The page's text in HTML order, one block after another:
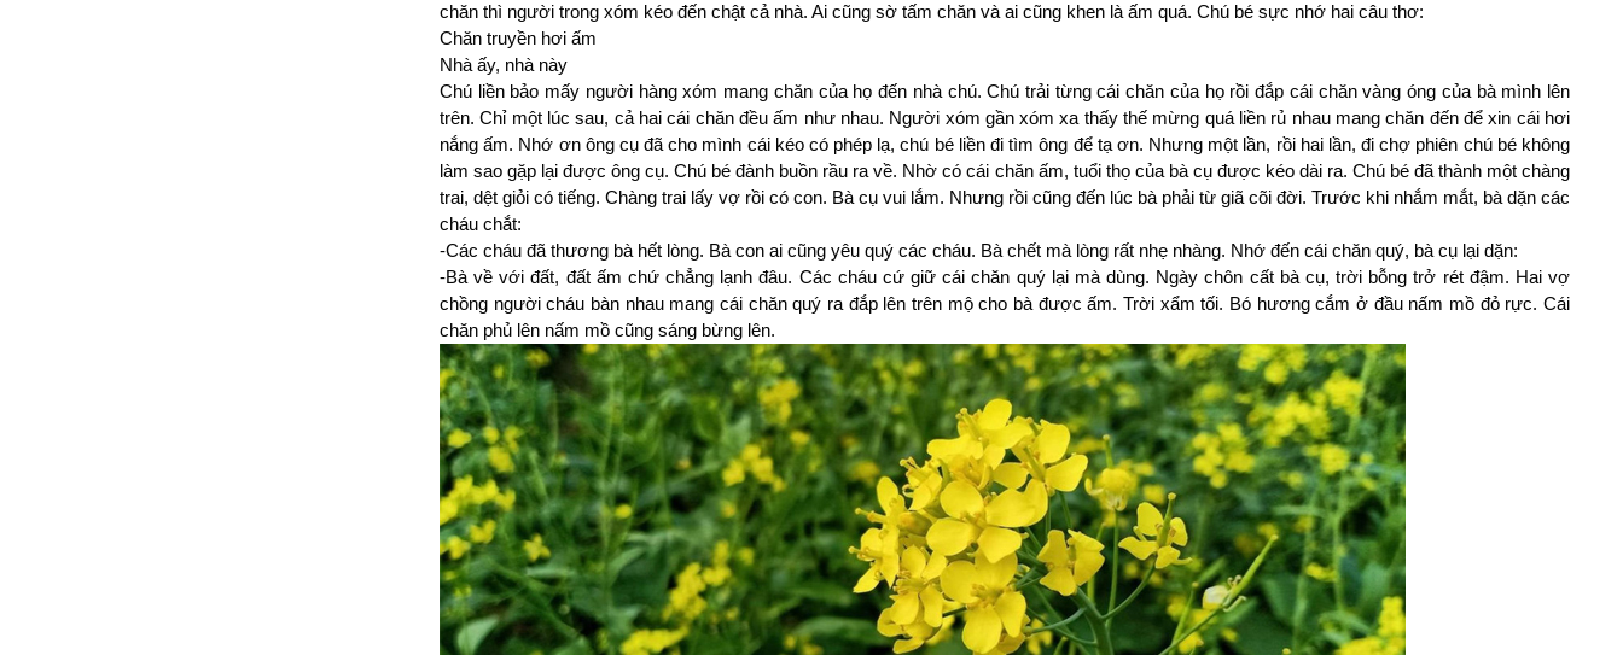
chăn thì người trong xóm kéo đến chật cả nhà. Ai cũng sờ tấm chăn và ai cũng khen là ấm quá. Chú bé sực nhớ hai câu thơ:
Chăn truyền hơi ấm
Nhà ấy, nhà này
Chú liền bảo mấy người hàng xóm mang chăn của họ đến nhà chú. Chú trải từng cái chăn của họ rồi đắp cái chăn vàng óng của bà mình lên
trên. Chỉ một lúc sau, cả hai cái chăn đều ấm như nhau. Người xóm gần xóm xa thấy thế mừng quá liền rủ nhau mang chăn đến để xin cái hơi
nắng ấm. Nhớ ơn ông cụ đã cho mình cái kéo có phép lạ, chú bé liền đi tìm ông để tạ ơn. Nhưng một lần, rồi hai lần, đi chợ phiên chú bé không
làm sao gặp lại được ông cụ. Chú bé đành buồn rầu ra về. Nhờ có cái chăn ấm, tuổi thọ của bà cụ được kéo dài ra. Chú bé đã thành một chàng
trai, dệt giỏi có tiếng. Chàng trai lấy vợ rồi có con. Bà cụ vui lắm. Nhưng rồi cũng đến lúc bà phải từ giã cõi đời. Trước khi nhắm mắt, bà dặn các
cháu chắt:
-Các cháu đã thương bà hết lòng. Bà con ai cũng yêu quý các cháu. Bà chết mà lòng rất nhẹ nhàng. Nhớ đến cái chăn quý, bà cụ lại dặn:
-Bà về với đất, đất ấm chứ chẳng lạnh đâu. Các cháu cứ giữ cái chăn quý lại mà dùng. Ngày chôn cất bà cụ, trời bỗng trở rét đậm. Hai vợ
chồng người cháu bàn nhau mang cái chăn quý ra đắp lên trên mộ cho bà được ấm. Trời xẩm tối. Bó hương cắm ở đầu nấm mồ đỏ rực. Cái
chăn phủ lên nấm mồ cũng sáng bừng lên.